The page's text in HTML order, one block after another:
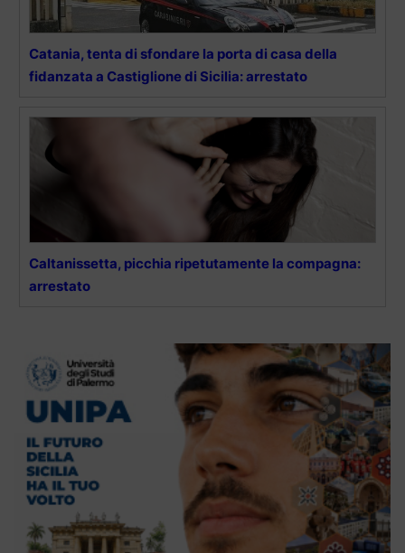
Catania, tenta di sfondare la porta di casa della
fidanzata a Castiglione di Sicilia: arrestato
Caltanissetta, picchia ripetutamente la compagna:
arrestato